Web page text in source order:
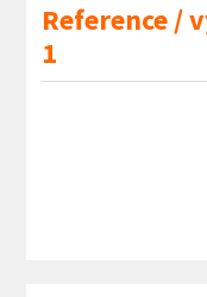
Reference /
1